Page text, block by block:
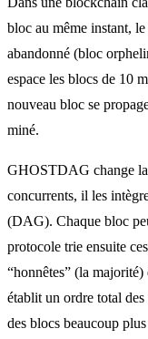
bloc au même instant,
abandonné (bloc
espace les blocs de 10
nouveau bloc se
miné.
GHOSTDAG change la
concurrents, il les
(DAG). Chaque bloc
protocole trie ensuite
“honnêtes” (la
établit un ordre total
des blocs beaucoup